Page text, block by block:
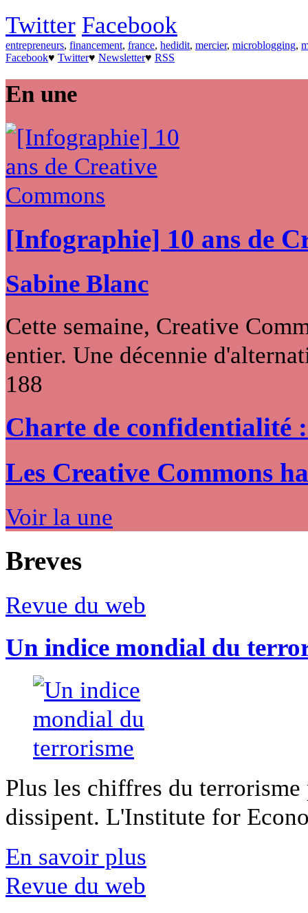
Twitter Facebook
entrepreneurs, financement, france, hedidit, mercier, microblogging,
Facebook♥ Twitter♥ Newsletter♥ RSS
En une
[Infographie] 10 ans de
Sabine Blanc
Cette semaine, Creative
entier. Une décennie
188
Charte de confidentialité
Les Creative Commons
Voir la une
Breves
Revue du web
Un indice mondial du
Plus les chiffres du
dissipent. L'Institute for
En savoir plus
Revue du web